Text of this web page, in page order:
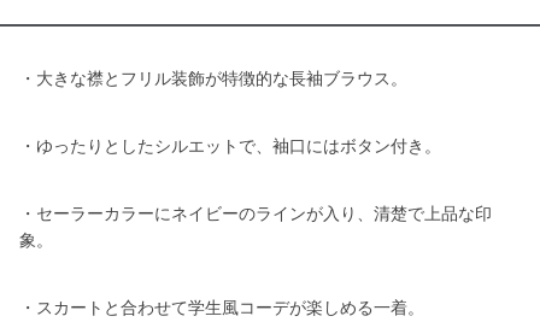
・大きな襟とフリル装飾が特徴的な長袖ブラウス。
・ゆったりとしたシルエットで、袖口にはボタン付き。
・セーラーカラーにネイビーのラインが入り、清楚で上品な印
象。
・スカートと合わせて学生風コーデが楽しめる一着。